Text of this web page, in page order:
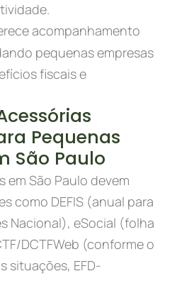
acompanhamento
pequenas empresas
fiscais e
Pequenas
São Paulo
em São Paulo devem
como DEFIS (anual para
Nacional), eSocial (folha
DCTFWeb (conforme o
situações, EFD-